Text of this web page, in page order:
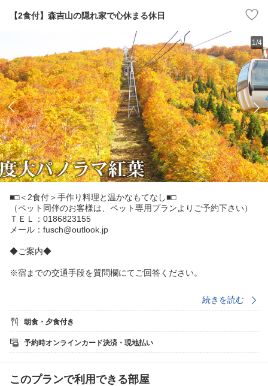
【2食付】森吉山の隠れ家で心休まる休日
1/4
■□＜2食付＞手作り料理と温かなもてなし■□
（ペット同伴のお客様は、ペット専用プランよりご予約下さい）
ＴＥＬ：0186823155
メール：fusch@outlook.jp
◆ご案内◆
※宿までの交通手段を質問欄にてご回答ください。
・秋田内陸縦貫鉄道 阿仁合駅までの送迎ご希望のお客様は
※送迎可能時間（当日17：00まで／翌朝8：00以降）
送迎可能区間は、◎阿仁合駅〜ホテル◎ホテル〜阿仁スキー
場 となります。
トルタクシー（阿仁タクシー：0186-82-3115）をご予約の末ご利
続きを読む
朝食・夕食付き
予約時オンラインカード決済・現地払い
このプランで利用できる部屋